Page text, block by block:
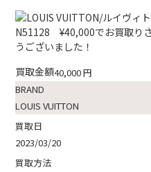
買取金額40,000円
BRAND
LOUIS VUITTON
買取日
2023/03/20
買取方法